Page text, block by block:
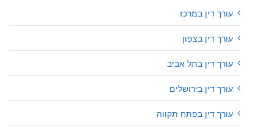
עורך דין במרכז
עורך דין בצפון
עורך דין בתל אביב
עורך דין בירושלים
עורך דין בפתח תקווה